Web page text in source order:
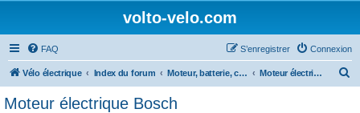
volto-velo.com
FAQ Connexion
S’enregistrer
Vélo électrique Index du forum Moteur, batterie, composants et entretien du vélo électrique Moteur électrique Bosch
Moteur électrique Bosch